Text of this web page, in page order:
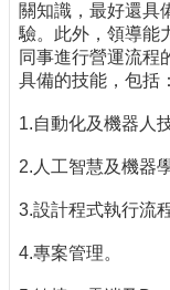
關知識，最好還具
驗。此外，領導能
同事進行營運流程
具備的技能，包括：
1.自動化及機器人
2.人工智慧及機器
3.設計程式執行流
4.專案管理。